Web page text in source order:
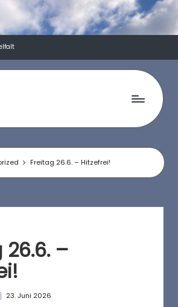
Freitag 26.6. – Hitzefrei!
26.6. –
23. Juni 2026